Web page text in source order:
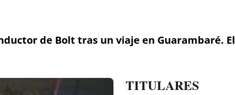
de Bolt tras un viaje en Guarambaré. El
TITULARES